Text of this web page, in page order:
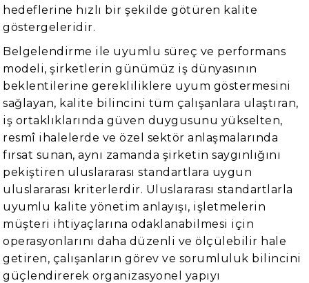
hedeflerine hızlı bir şekilde götüren kalite
göstergeleridir.
Belgelendirme ile uyumlu süreç ve performans
modeli, şirketlerin günümüz iş dünyasının
beklentilerine gerekliliklere uyum göstermesini
sağlayan, kalite bilincini tüm çalışanlara ulaştıran,
iş ortaklıklarında güven duygusunu yükselten,
resmî ihalelerde ve özel sektör anlaşmalarında
fırsat sunan, aynı zamanda şirketin saygınlığını
pekiştiren uluslararası standartlara uygun
uluslararası kriterlerdir. Uluslararası standartlarla
uyumlu kalite yönetim anlayışı, işletmelerin
müşteri ihtiyaçlarına odaklanabilmesi için
operasyonlarını daha düzenli ve ölçülebilir hale
getiren, çalışanların görev ve sorumluluk bilincini
güçlendirerek organizasyonel yapıyı